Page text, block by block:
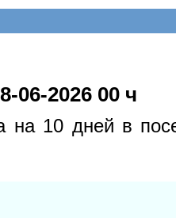
06-2026 00 ч
на 10 дней в